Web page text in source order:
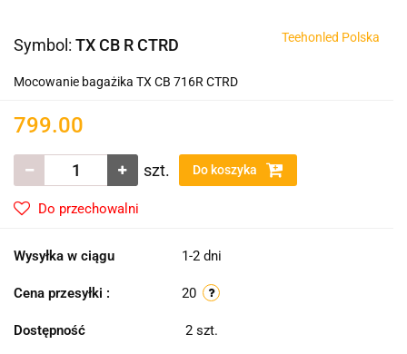
Symbol: TX CB R CTRD Teehonled Polska
Mocowanie bagażika TX CB 716R CTRD
799.00
szt. Do koszyka
Do przechowalni
Wysyłka w ciągu 1-2 dni
Cena przesyłki : 20
Dostępność 2 szt.